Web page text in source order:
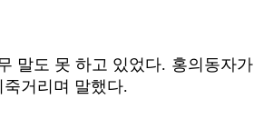
말도 못 하고 있었다. 홍의동자
거리며 말했다.